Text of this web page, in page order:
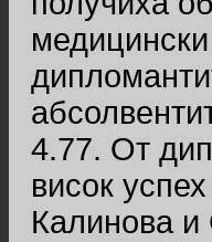
4.77. От
висок
Калинова и